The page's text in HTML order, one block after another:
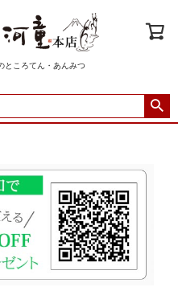
ところてん・あんみつ